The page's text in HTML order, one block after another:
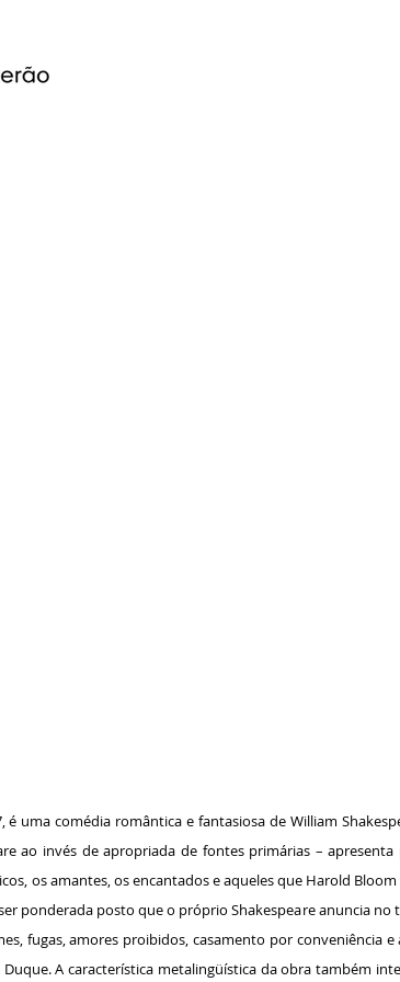
é uma comédia romântica e fantasiosa de William
ao invés de apropriada de fontes primárias –
os amantes, os encantados e aqueles que Harold
ponderada posto que o próprio Shakespeare anuncia
fugas, amores proibidos, casamento por conveniência
A característica metalingüística da obra também